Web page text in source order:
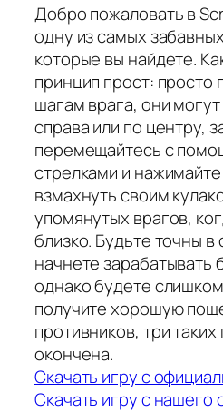
Добро пожаловать в
одну из самых
которые вы найдете.
принцип прост: просто
шагам врага, они
справа или по центру,
перемещайтесь с
стрелками и
взмахнуть своим
упомянутых врагов,
близко. Будьте точны в
начнете зарабатывать
однако будете
получите хорошую
противников, три
окончена.
Скачать игру с
Скачать игру с нашего